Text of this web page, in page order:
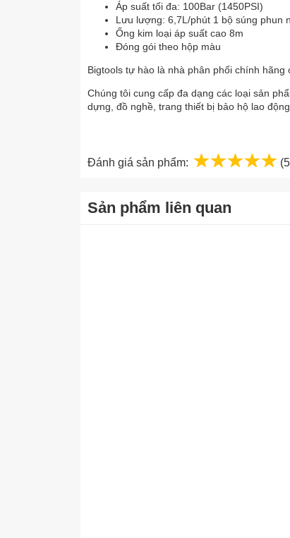
Áp suất tối đa: 100Bar (1450PSI)
Lưu lượng: 6,7L/phút 1 bộ súng phun
Ống kim loại áp suất cao 8m
Đóng gói theo hộp màu
Bigtools tự hào là nhà phân phối chính
Chúng tôi cung cấp đa dạng các loại sản
dựng, đồ nghề, trang thiết bị bảo hộ lao
Đánh giá sản phẩm: 4
3
2
1 star
Sản phẩm liên quan